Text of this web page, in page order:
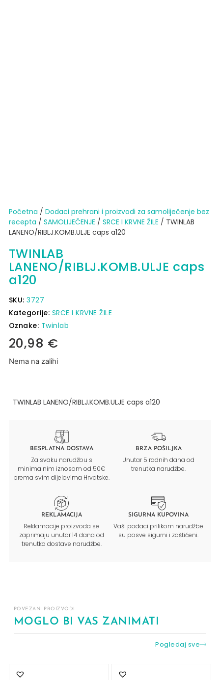
Početna / Dodaci prehrani i proizvodi za samoliječenje bez
recepta / SAMOLIJEČENJE / SRCE I KRVNE ŽILE / TWINLAB
LANENO/RIBLJ.KOMB.ULJE caps a120
TWINLAB
LANENO/RIBLJ.KOMB.ULJE caps
a120
SKU:3727
Kategorije: SRCE I KRVNE ŽILE
Oznake: Twinlab
20,98 €
Nema na zalihi
TWINLAB LANENO/RIBLJ.KOMB.ULJE caps a120
BESPLATNA DOSTAVA
Za svaku narudžbu s
minimalnim iznosom od 50€
prema svim dijelovima Hrvatske.
BRZA POŠILJKA
Unutar 5 radnih dana od
trenutka narudžbe.
REKLAMACIJA
Reklamacije proizvoda se
zaprimaju unutar 14 dana od
trenutka dostave narudžbe.
SIGURNA KUPOVINA
Vaši podaci prilikom narudžbe
su posve sigurni i zaštićeni.
POVEZANI PROIZVODI
MOGLO BI VAS ZANIMATI
Pogledaj sve